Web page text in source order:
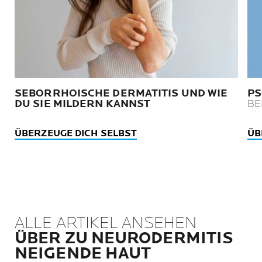
SEBORRHOISCHE DERMATITIS UND WIE
DU SIE MILDERN KANNST
ÜBERZEUGE DICH SELBST
ALLE ARTIKEL ANSEHEN
ÜBER ZU NEURODERMITIS
NEIGENDE HAUT